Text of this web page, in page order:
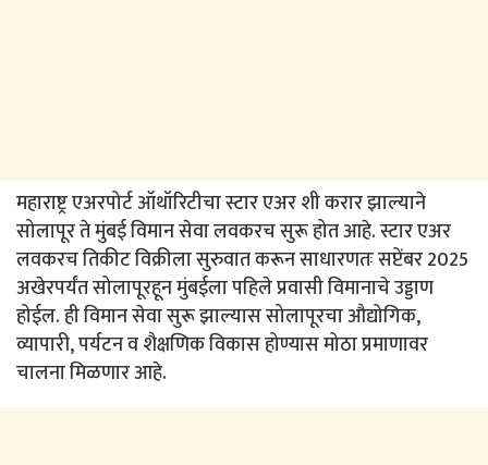
महाराष्ट्र एअरपोर्ट ऑथॉरिटीचा स्टार एअर शी करार झाल्याने
सोलापूर ते मुंबई विमान सेवा लवकरच सुरू होत आहे. स्टार एअर
लवकरच तिकीट विक्रीला सुरुवात करून साधारणतः सप्टेंबर 2025
अखेरपर्यंत सोलापूरहून मुंबईला पहिले प्रवासी विमानाचे उड्डाण
होईल. ही विमान सेवा सुरू झाल्यास सोलापूरचा औद्योगिक,
व्यापारी, पर्यटन व शैक्षणिक विकास होण्यास मोठा प्रमाणावर
चालना मिळणार आहे.